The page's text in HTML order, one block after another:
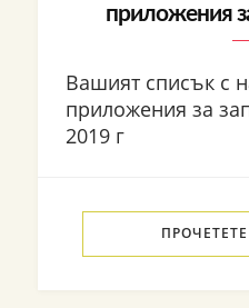
приложения
Вашият списък с
приложения за
2019 г